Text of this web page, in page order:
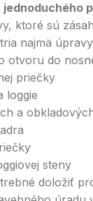
ktoré sú
najmä
otvoru do
priečky
loggie
a
steny
doložiť